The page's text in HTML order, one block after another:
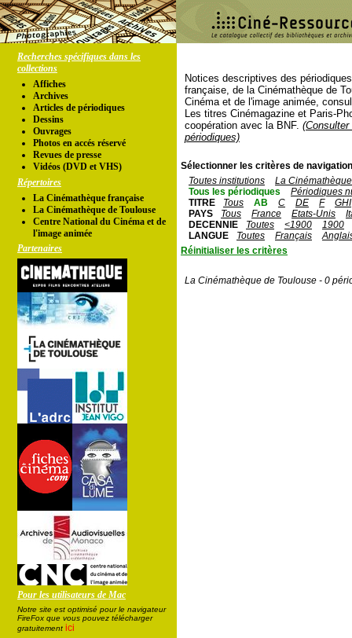
Recherches spécifiques dans les
collections
Affiches
Archives
Articles de périodiques
Dessins
Ouvrages
Photos en accés réservé
Revues de presse
Vidéos (DVD et VHS)
Répertoires
La Cinémathèque française
La Cinémathèque de Toulouse
Centre National du Cinéma et de
l'image animée
Partenaires
Pour les utilisateurs de Mac
Notre site est optimisé pour le navigateur
FireFox que vous pouvez télécharger
gratuitement ici
Notices descriptives des
française, de la Cinémathèque de
Cinéma et de l'image animée,
Les titres Cinémagazine et Paris-
coopération avec la BNF.
périodiques)
Sélectionner les critères de
Toutes institutions
La
Tous les périodiques
Périodiques
TITRE
Tous AB C DE F
GHI
PAYS
Tous France Etats-Unis
DECENNIE
Toutes <1900
1900
LANGUE
Toutes Français
Réinitialiser les critères
La Cinémathèque de Toulouse - 0